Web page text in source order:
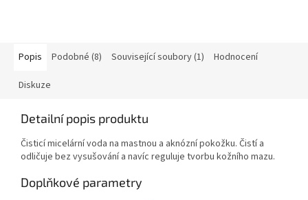
Popis Podobné (8) Související soubory (1) Hodnocení
Diskuze
Detailní popis produktu
Čisticí micelární voda na mastnou a aknózní pokožku. Čistí a
odličuje bez vysušování a navíc reguluje tvorbu kožního mazu.
Doplňkové parametry